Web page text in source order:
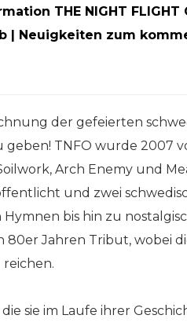
THE NIGHT FLIGHT
| Neuigkeiten zum
der gefeierten
TNFO wurde 2007
Arch Enemy und
und zwei
bis hin zu
Jahren Tribut, wobei
sie im Laufe ihrer